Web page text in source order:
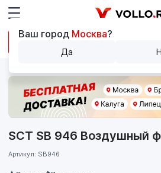
SCT SB 946 Воздушный
Артикул: SB946
Ваш город Москва?
Да